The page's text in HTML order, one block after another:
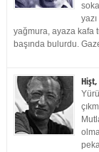
yağmura, ayaza kafa
başında bulurdu.
Hişt,